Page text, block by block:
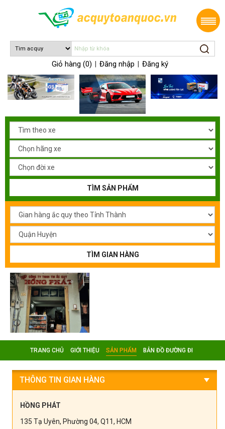
Giỏ hàng (0) Đăng nhập Đăng ký
TÌM SẢN PHẨM
TÌM GIAN HÀNG
TRANG CHỦ GIỚI THIỆU SẢN PHẨM BẢN ĐỒ ĐƯỜNG ĐI
THÔNG TIN GIAN HÀNG
HỒNG PHÁT
135 Tạ Uyên, Phường 04, Q11, HCM